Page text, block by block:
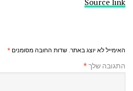
האימייל לא יוצג באתר. שדות החובה מסומנים *
התגובה שלך*